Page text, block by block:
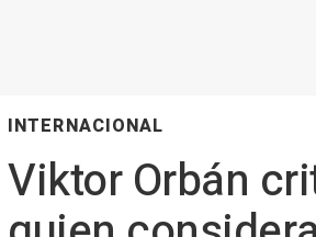
INTERNACIONAL
Viktor Orbán